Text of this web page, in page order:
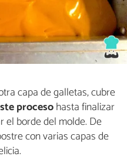
capa de galletas, cubre
procesohasta finalizar
el borde del molde. De
con varias capas de